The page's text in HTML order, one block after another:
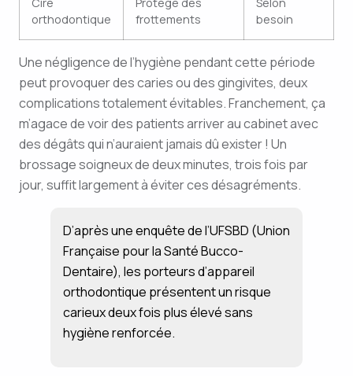
orthodontique
frottements
besoin
Une négligence de l’hygiène pendant cette période
peut provoquer des caries ou des gingivites, deux
complications totalement évitables. Franchement, ça
m’agace de voir des patients arriver au cabinet avec
des dégâts qui n’auraient jamais dû exister ! Un
brossage soigneux de deux minutes, trois fois par
jour, suffit largement à éviter ces désagréments.
D’après une enquête de l’UFSBD (Union
Française pour la Santé Bucco-
Dentaire), les porteurs d’appareil
orthodontique présentent un risque
carieux deux fois plus élevé sans
hygiène renforcée.